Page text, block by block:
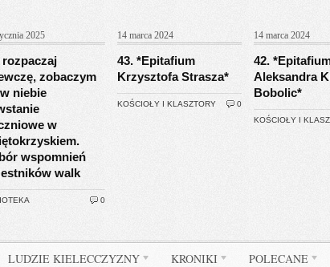
2025
rozpaczaj
zobaczym
niebie
w
wspomnień
walk
0
14 marca 2024
43. *Epitafium
Krzysztofa Strasza*
KOŚCIOŁY I KLASZTORY 0
14 marca 2024
42.
Aleksandra
Bobolic*
KOŚCIOŁY I
LUDZIE KIELECCZYZNY KRONIKI POLECANE